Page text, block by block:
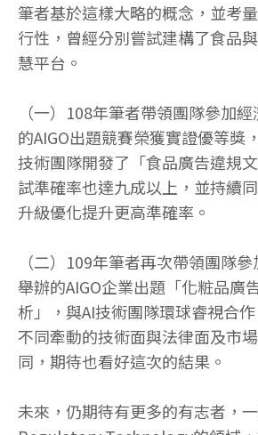
筆者基於這樣大略的概念，並考
行性，曾經分別嘗試建構了食品
慧平台。
（一）108年筆者帶領團隊參加
的AIGO出題競賽榮獲實證優等
技術團隊開發了「食品廣告違規
試準確率也達九成以上，並持續
升級優化提升更高準確率。
（二）109年筆者再次帶領團隊
舉辦的AIGO企業出題「化粧品廣
析」，與AI技術團隊環球睿視合
不同牽動的技術面與法律面及市
同，期待也看好這次的結果。
未來，仍期待有更多的有志者，